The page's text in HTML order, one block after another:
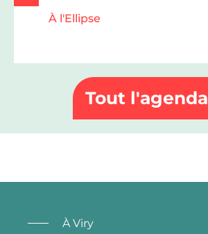
À l'Ellipse
Tout l'agenda
À Viry